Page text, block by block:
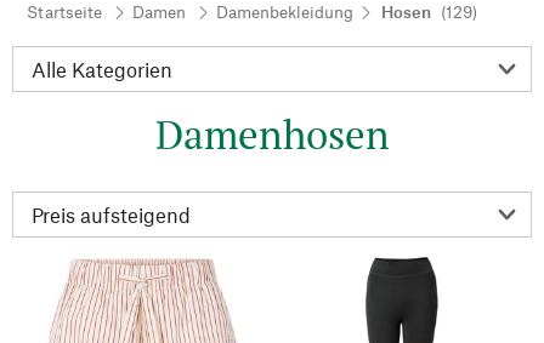
Startseite Damen Damenbekleidung Hosen (129)
Damenhosen